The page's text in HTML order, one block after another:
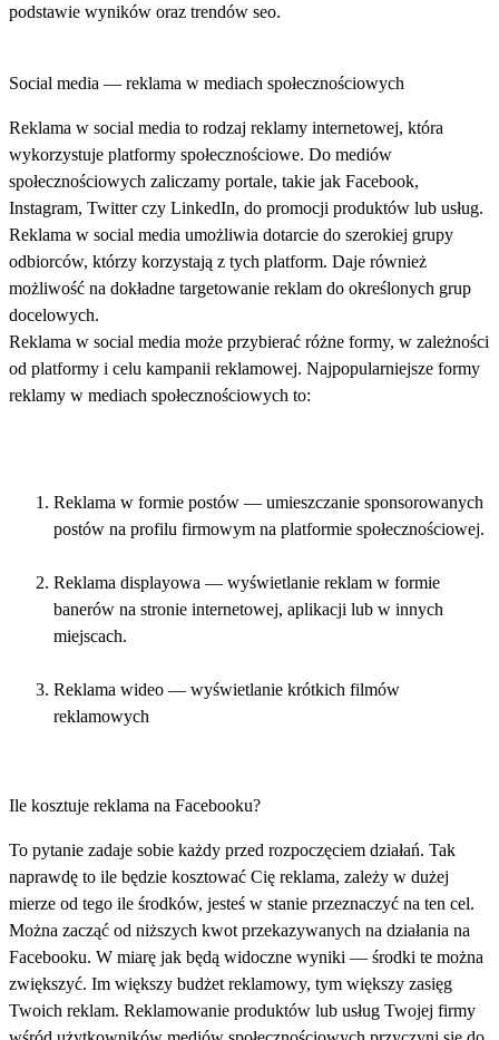
podstawie wyników oraz trendów seo.
Social media — reklama w mediach społecznościowych
Reklama w social media to rodzaj reklamy internetowej, która
wykorzystuje platformy społecznościowe. Do mediów
społecznościowych zaliczamy portale, takie jak Facebook,
Instagram, Twitter czy LinkedIn, do promocji produktów lub usług.
Reklama w social media umożliwia dotarcie do szerokiej grupy
odbiorców, którzy korzystają z tych platform. Daje również
możliwość na dokładne targetowanie reklam do określonych grup
docelowych.
Reklama w social media może przybierać różne formy, w zależności
od platformy i celu kampanii reklamowej. Najpopularniejsze formy
reklamy w mediach społecznościowych to:
Reklama w formie postów — umieszczanie sponsorowanych
postów na profilu firmowym na platformie społecznościowej.
Reklama displayowa — wyświetlanie reklam w formie
banerów na stronie internetowej, aplikacji lub w innych
miejscach.
Reklama wideo — wyświetlanie krótkich filmów
reklamowych
Ile kosztuje reklama na Facebooku?
To pytanie zadaje sobie każdy przed rozpoczęciem działań. Tak
naprawdę to ile będzie kosztować Cię reklama, zależy w dużej
mierze od tego ile środków, jesteś w stanie przeznaczyć na ten cel.
Można zacząć od niższych kwot przekazywanych na działania na
Facebooku. W miarę jak będą widoczne wyniki — środki te można
zwiększyć. Im większy budżet reklamowy, tym większy zasięg
Twoich reklam. Reklamowanie produktów lub usług Twojej firmy